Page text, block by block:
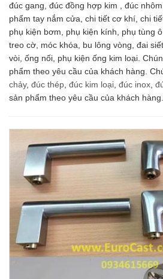
đúc gang, đúc đồng hợp kim , đúc
phẩm tay nắm cửa, chi tiết cơ khí, chi
phụ kiện bơm, phụ kiện kính, phụ tùng
treo cờ, móc khóa, bu lông vòng, đai
vòi, ống nối, phụ kiện ống kim loại.
phẩm theo yêu cầu của khách hàng.
chảy, đúc thép đúc kim loại đúc inox
sản phẩm theo yêu cầu của khách hàng.